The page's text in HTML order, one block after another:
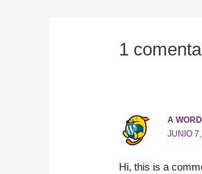
1
A
JUNIO
Hi, this is a